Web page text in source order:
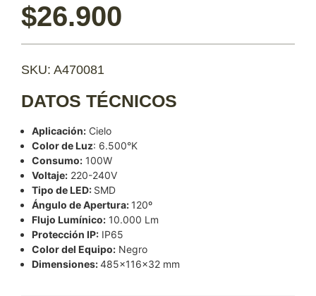
$26.900
SKU: A470081
DATOS TÉCNICOS
Aplicación: Cielo
Color de Luz: 6.500°K
Consumo: 100W
Voltaje: 220-240V
Tipo de LED: SMD
Ángulo de Apertura: 120º
Flujo Lumínico: 10.000 Lm
Protección IP: IP65
Color del Equipo: Negro
Dimensiones:485x116x32 mm